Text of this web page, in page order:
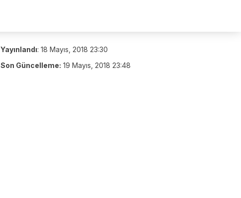
Yayınlandı: 18 Mayıs, 2018 23:30
Son Güncelleme: 19 Mayıs, 2018 23:48